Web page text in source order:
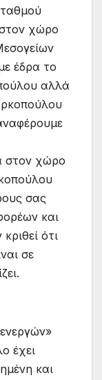
χώρο
έδρα το
αλλά
στον χώρο
σας
και
ότι
σε
έχει
και